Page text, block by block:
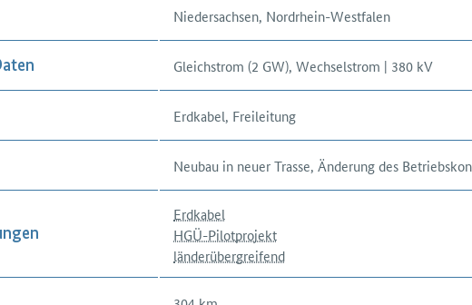
Niedersachsen, Nordrhein-Westfalen
Gleichstrom (2 GW), Wechselstrom | 380 kV
Erdkabel, Freileitung
Neubau in neuer Trasse, Änderung des
Erdkabel
HGÜ-Pilotprojekt
länderübergreifend